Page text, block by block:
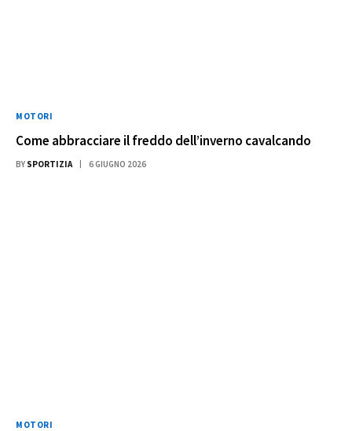
MOTORI
Come abbracciare il freddo dell’inverno cavalcando
BY SPORTIZIA 6 GIUGNO 2026
MOTORI